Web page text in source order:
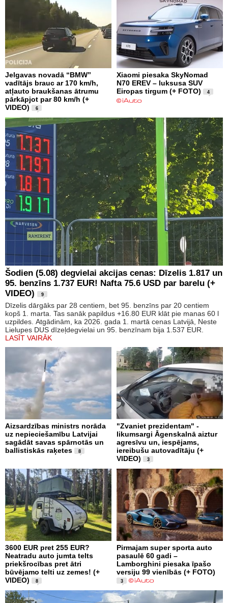
Jelgavas novadā “BMW”
vadītājs brauc ar 170 km/h,
atļauto braukšanas ātrumu
pārkāpjot par 80 km/h (+
VIDEO)
6
Xiaomi piesaka SkyNomad
N70 EREV – luksusa SUV
Eiropas tirgum (+ FOTO)
4
Šodien (5.08) degvielai akcijas cenas: Dīzelis 1.817 un
95. benzīns 1.737 EUR! Nafta 75.6 USD par barelu (+
VIDEO)
9
Dīzelis dārgāks par 28 centiem, bet 95. benzīns par 20 centiem
kopš 1. marta. Tas sanāk papildus +16.80 EUR klāt pie manas 60 l
uzpildes. Atgādinām, ka 2026. gada 1. martā cenas Latvijā, Neste
Lielupes DUS dīzeļdegvielai un 95. benzīnam bija 1.537 EUR.
LASĪT VAIRĀK
Aizsardzības ministrs norāda
uz nepieciešamību Latvijai
sagādāt savas spārnotās un
ballistiskās raķetes
8
"Zvaniet prezidentam" -
likumsargi Āgenskalnā aiztur
agresīvu un, iespējams,
iereibušu autovadītāju (+
VIDEO)
3
3600 EUR pret 255 EUR?
Neatradu auto jumta telts
priekšrocības pret ātri
būvējamo telti uz zemes! (+
VIDEO)
8
Pirmajam super sporta auto
pasaulē 60 gadi –
Lamborghini piesaka īpašo
versiju 99 vienībās (+ FOTO)
3